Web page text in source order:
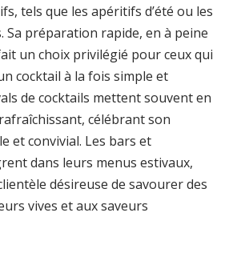
tels que les apéritifs d’été ou les
Sa préparation rapide, en à peine
un choix privilégié pour ceux qui
cocktail à la fois simple et
de cocktails mettent souvent en
célébrant son
et convivial. Les bars et
dans leurs menus estivaux,
désireuse de savourer des
vives et aux saveurs